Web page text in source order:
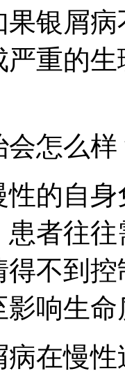
银屑
重的
会怎么样
的自
者往
得不到
响生
在慢